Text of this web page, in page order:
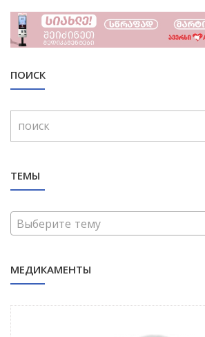
ПОИСК
ТЕМЫ
Выберите тему
МЕДИКАМЕНТЫ